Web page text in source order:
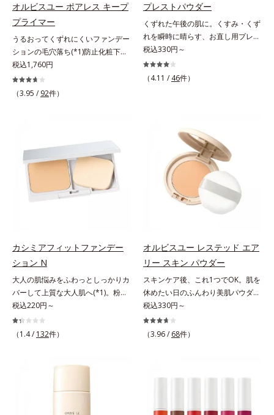
オルビスユー ポアレス キープ
プライマー
うるおってくずれにくいファンデー
ションの毛穴落ち(*1)防止化粧下
地。ファンデーションの毛穴落ち
(*1)防止化粧下地です。毛穴
1/10000サイズのマイクロカバー成
ず、メイクのりがUPします。水分
と皮脂のバランスを整え、乾燥＆ベ
タつきレスに。さらに毛穴周りの肌
にうるおいを与え、キュッと引き締
め＆ハリ感をUPさせます。また皮
ます。軽やかにのびるリキッドが肌
がふっくら整うかのよう(*3)。つっ
ぱらないここちよい密着感で、さま
ざまなタイプのファンデと併用でき
ます。毛穴が気になる箇所への部分
使いもOK。*1 ファンデーションが
くずれて毛穴に落ちること*2 酸化
税込1,760円
（3.95 / 92件）
プレストパウダー
くずれた午後の肌に。くすみ・くず
れを瞬時に晴らす、お直し用プレス
トパウダー。くすみ・くずれを瞬時
に晴らす、お直し用のプレストパウ
ダーです。朝のメイクから時間が経
ションのすき間にフィットし、凹凸
や毛穴をフラットに整えます。また
お直しと同時にうるおいを補給。さ
らに余分な皮脂を吸着して、水分と
皮脂のバランスをコントロールし、
メイクがくずれにくい肌へ。“立て
直す”ことにこだわった設計で、メ
み、ポンポンするだけでキレイが復
活します。リキッド、クッション、
パウダー、どんなファンデーション
の上に重ねてもOK。携帯に便利な
コンパクトタイプです。
税込330円～
（4.11 / 46件）
カシミアフィットファンデー
ション N
大人の肌悩みをふわっとしっかりカ
バーして上質な大人肌へ(*1)。粉感
レスファンデーション。大人の肌悩
みをふわっとしっかりカバーして、
上質な肌(*1)を演出するパウダーフ
仕上げる3種のパウダー（高いカバ
のないなめらかな肌に整えるパウダ
税込220円～
（1.4 / 132件）
オルビスユー レステッド エア
リー スキン パウダー
スキンケア後、これ1つでOK。肌を
休めたい日のふんわり美肌パウダ
ー。ふんわり美肌が叶う、うるおい
パウダーです。3色の光を操るパウ
ダーがツヤと透明感を演出。ソフト
激から肌をガードします。スキンケ
税込330円～
（3.96 / 68件）